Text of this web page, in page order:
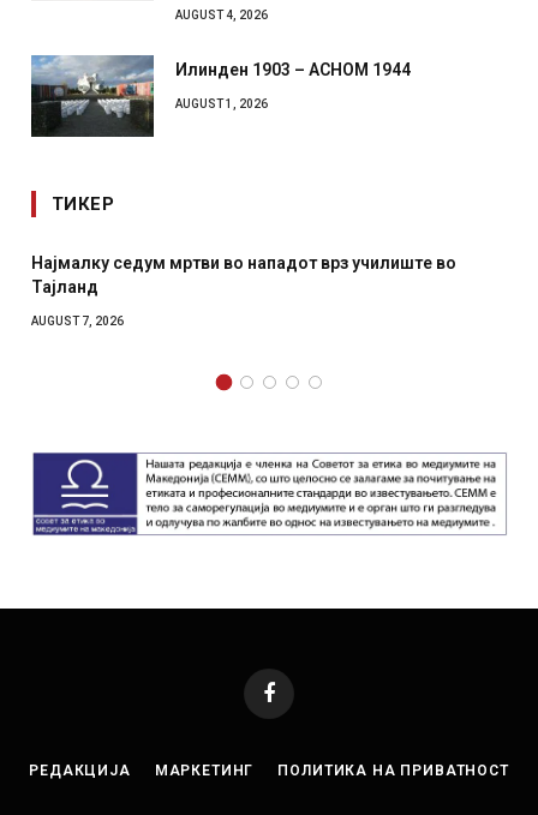
AUGUST 4, 2026
Илинден 1903 – АСНОМ 1944
AUGUST 1, 2026
ТИКЕР
училиште во
СОЗИС: Украинците повеќе им веруваат
Facebook
РЕДАКЦИЈА МАРКЕТИНГ ПОЛИТИКА НА ПРИВАТНОСТ